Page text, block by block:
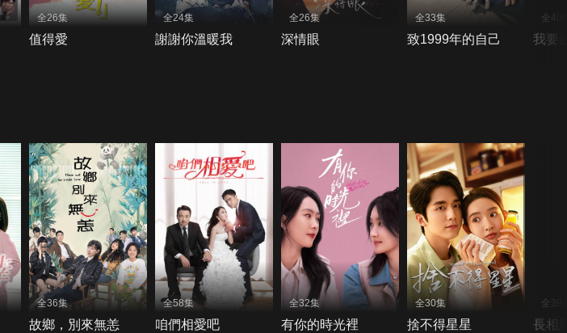
全26集
值得愛
全24集
謝謝你溫暖我
全26集
深情眼
全33集
致1999年的自己
全40
我要
全36集
故鄉，別來無恙
全58集
咱們相愛吧
全32集
有你的時光裡
全30集
捨不得星星
全39
長相